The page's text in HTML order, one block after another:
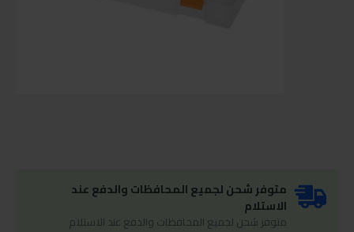
متوفر شحن لجميع المحافظات والدفع عند
الاستلام
متوفر شحن لجميع المحافظات والدفع عند الاستلام